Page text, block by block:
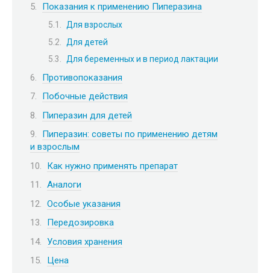
Показания к применению Пиперазина
Для взрослых
Для детей
Для беременных и в период лактации
Противопоказания
Побочные действия
Пиперазин для детей
Пиперазин: советы по применению детям
и взрослым
Как нужно применять препарат
Аналоги
Особые указания
Передозировка
Условия хранения
Цена